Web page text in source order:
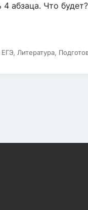
абзаца. Что
ЕГЭ, Литература,